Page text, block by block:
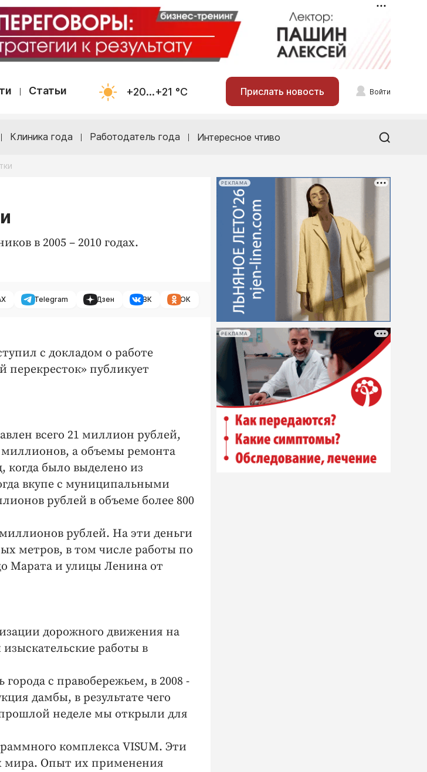
Статьи +20...+21 °С Прислать новость Войти
Клиника года Работодатель года Интересное чтиво
в 2005 – 2010 годах.
Telegram Дзен ВК ОК
с докладом о работе
перекресток» публикует
всего 21 миллион рублей,
миллионов, а объемы ремонта
когда было выделено из
вкупе с муниципальными
рублей в объеме более 800
рублей. На эти деньги
метров, в том числе работы по
Марата и улицы Ленина от
дорожного движения на
работы в
с правобережьем, в 2008 -
дамбы, в результате чего
неделе мы открыли для
комплекса VISUM. Эти
мира. Опыт их применения
РЕКЛАМА
РЕКЛАМА